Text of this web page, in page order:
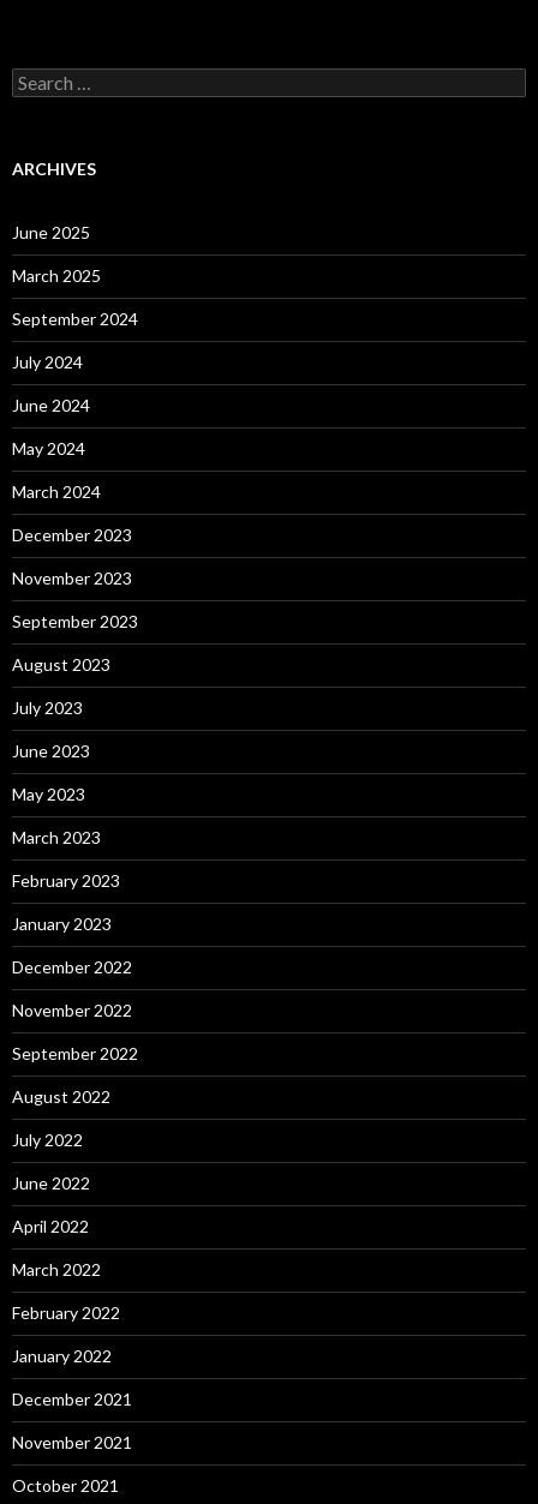
S
e
c
o
r
:
ARCHIVES
June 2025
March 2025
September 2024
July 2024
June 2024
May 2024
March 2024
December 2023
November 2023
September 2023
August 2023
July 2023
June 2023
May 2023
March 2023
February 2023
January 2023
December 2022
November 2022
September 2022
August 2022
July 2022
June 2022
April 2022
March 2022
February 2022
January 2022
December 2021
November 2021
October 2021